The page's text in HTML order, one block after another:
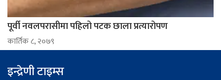
पूर्वी नवलपरासीमा पहिलो पटक छाला प्रत्यारोपण
कार्तिक ८, २०७९
इन्द्रेणी टाइम्स